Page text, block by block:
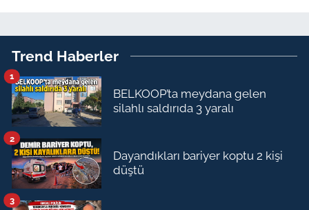
Trend Haberler
BELKOOP’ta meydana gelen
silahlı saldırıda 3 yaralı
1
Dayandıkları bariyer koptu 2 kişi
düştü
2
3